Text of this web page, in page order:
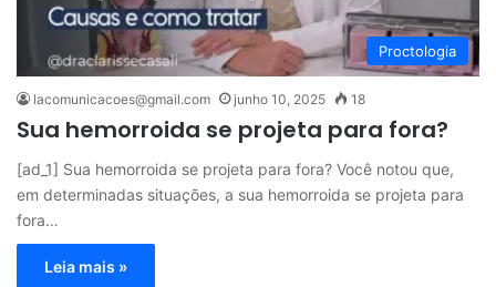
Proctologia
lacomunicacoes@gmail.com junho 10, 2025 18
Sua hemorroida se projeta para fora?
[ad_1] Sua hemorroida se projeta para fora? Você notou que,
em determinadas situações, a sua hemorroida se projeta para
fora…
Leia mais »